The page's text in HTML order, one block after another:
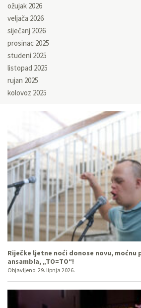
ožujak 2026
veljača 2026
siječanj 2026
prosinac 2025
studeni 2025
listopad 2025
rujan 2025
kolovoz 2025
Riječke ljetne noći donose novu, moćnu
ansambla, „TO=TO“!
Objavljeno: 29. lipnja 2026.